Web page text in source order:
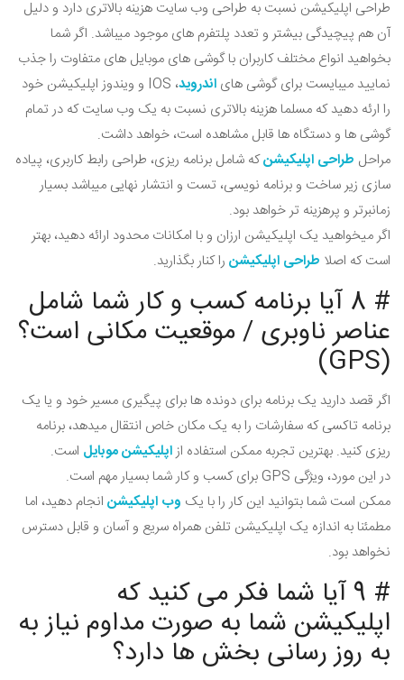
طراحی اپلیکیشن نسبت به طراحی وب سایت هزینه بالاتری دارد و دلیل
آن هم پیچیدگی بیشتر و تعدد پلتفرم های موجود میباشد. اگر شما
بخواهید انواع مختلف کاربران با گوشی های موبایل های متفاوت را جذب
نمایید میبایست برای گوشی های اندروید
، IOS و ویندوز اپلیکیشن خود
را ارئه دهید که مسلما هزینه بالاتری نسبت به یک وب سایت که در تمام
گوشی ها و دستگاه ها قابل مشاهده است، خواهد داشت.
مراحل طراحی اپلیکیشنکه شامل برنامه ریزی، طراحی رابط کاربری، پیاده
سازی زیر ساخت و برنامه نویسی، تست و انتشار نهایی میباشد بسیار
زمانبرتر و پرهزینه تر خواهد بود.
اگر میخواهید یک اپلیکیشن ارزان و با امکانات محدود ارائه دهید، بهتر
است که اصلا طراحی اپلیکیشن را کنار بگذارید.
# 8 آیا برنامه کسب و کار شما شامل
عناصر ناوبری / موقعیت مکانی است؟
(GPS)
اگر قصد دارید یک برنامه برای دونده ها برای پیگیری مسیر خود و یا یک
برنامه تاکسی که سفارشات را به یک مکان خاص انتقال میدهد، برنامه
ریزی کنید. بهترین تجربه ممکن استفاده ازاپلیکیشن موبایل است.
در این مورد، ویژگی GPS برای کسب و کار شما بسیار مهم است.
ممکن است شما بتوانید این کار را با یک وب اپلیکیشن انجام دهید، اما
مطمئنا به اندازه یک اپلیکیشن تلفن همراه سریع و آسان و قابل دسترس
نخواهد بود.
# 9 آیا شما فکر می کنید که
اپلیکیشن شما به صورت مداوم نیاز به
به روز رسانی بخش ها دارد؟